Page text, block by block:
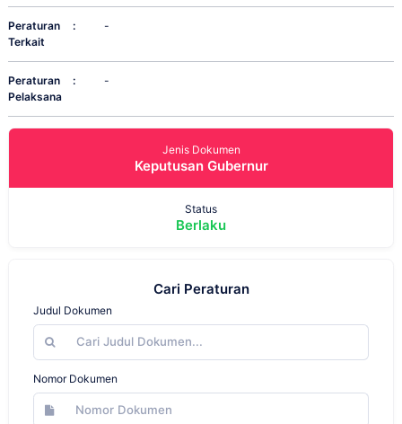
Peraturan
Terkait
: -
Peraturan
Pelaksana
: -
Jenis Dokumen
Keputusan Gubernur
Status
Berlaku
Cari Peraturan
Judul Dokumen
Nomor Dokumen